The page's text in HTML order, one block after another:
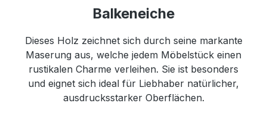
Balkeneiche
Dieses Holz zeichnet sich durch seine markante
Maserung aus, welche jedem Möbelstück einen
rustikalen Charme verleihen. Sie ist besonders
und eignet sich ideal für Liebhaber natürlicher,
ausdrucksstarker Oberflächen.